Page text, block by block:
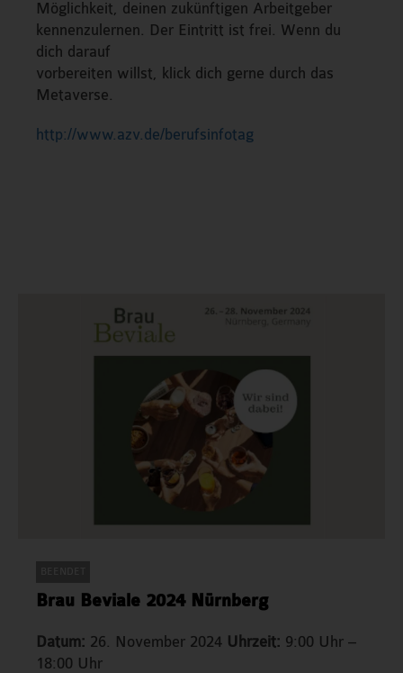
Möglichkeit, deinen zukünftigen Arbeitgeber
kennenzulernen. Der Eintritt ist frei. Wenn du
dich darauf
vorbereiten willst, klick dich gerne durch das
Metaverse.
http://www.azv.de/berufsinfotag
Brau Beviale 2024 Nürnberg
Datum: 26. November 2024 Uhrzeit: 9:00 Uhr –
18:00 Uhr